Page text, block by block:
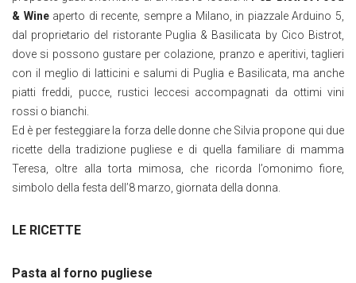
& Wineaperto di recente, sempre a Milano, in piazzale Arduino 5,
dal proprietario del ristorante Puglia & Basilicata by Cico Bistrot,
dove si possono gustare per colazione, pranzo e aperitivi, taglieri
con il meglio di latticini e salumi di Puglia e Basilicata, ma anche
piatti freddi, pucce, rustici leccesi accompagnati da ottimi vini
rossi o bianchi.
Ed è per festeggiare la forza delle donne che Silvia propone qui due
ricette della tradizione pugliese e di quella familiare di mamma
Teresa, oltre alla torta mimosa, che ricorda l’omonimo fiore,
simbolo della festa dell’8 marzo, giornata della donna.
LE RICETTE
Pasta al forno pugliese